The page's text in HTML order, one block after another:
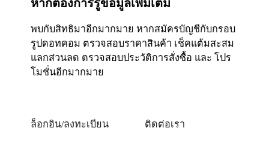
หากต้องการรู้ข้อมูลเพิ่มเติม
พบกับสิทธิมาอีกมากมาย หากสมัครบัญชีกับกรอบ
รูปดอทคอม ตรวจสอบราคาสินค้า เช็คแต้มสะสม
แลกส่วนลด ตรวจสอบประวัติการสั่งซื้อ และ โปร
โมชั่นอีกมากมาย
ล็อกอิน/ลงทะเบียน ติดต่อเรา